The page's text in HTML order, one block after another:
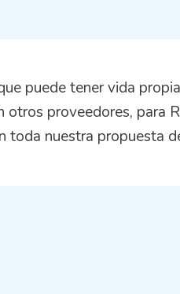
puede tener vida
otros proveedores, para
toda nuestra propuesta